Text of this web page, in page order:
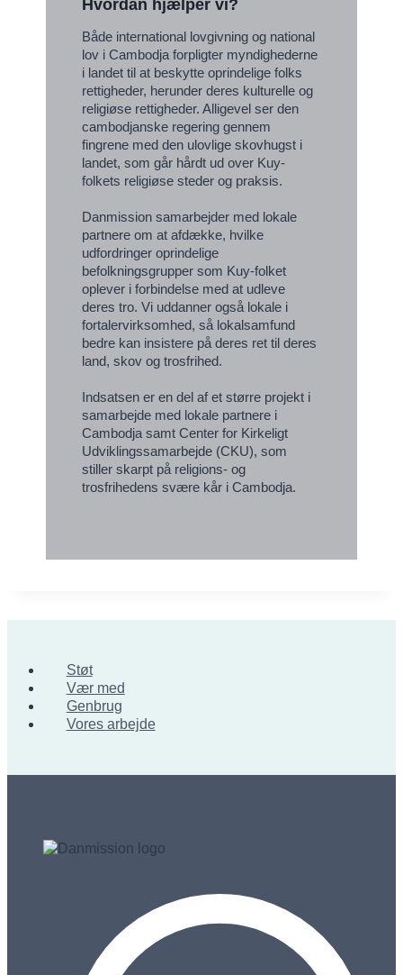
Hvordan hjælper vi?
Både international lovgivning og national
lov i Cambodja forpligter myndighederne
i landet til at beskytte oprindelige folks
rettigheder, herunder deres kulturelle og
religiøse rettigheder. Alligevel ser den
cambodjanske regering gennem
fingrene med den ulovlige skovhugst i
landet, som går hårdt ud over Kuy-
folkets religiøse steder og praksis.
Danmission samarbejder med lokale
partnere om at afdække, hvilke
udfordringer oprindelige
befolkningsgrupper som Kuy-folket
oplever i forbindelse med at udleve
deres tro. Vi uddanner også lokale i
fortalervirksomhed, så lokalsamfund
bedre kan insistere på deres ret til deres
land, skov og trosfrihed.
Indsatsen er en del af et større projekt i
samarbejde med lokale partnere i
Cambodja samt Center for Kirkeligt
Udviklingssamarbejde (CKU), som
stiller skarpt på religions- og
trosfrihedens svære kår i Cambodja.
Støt
Vær med
Genbrug
Vores arbejde